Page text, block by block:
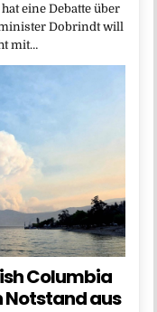
eine Debatte über
Dobrindt will
mit…
Columbia
aus